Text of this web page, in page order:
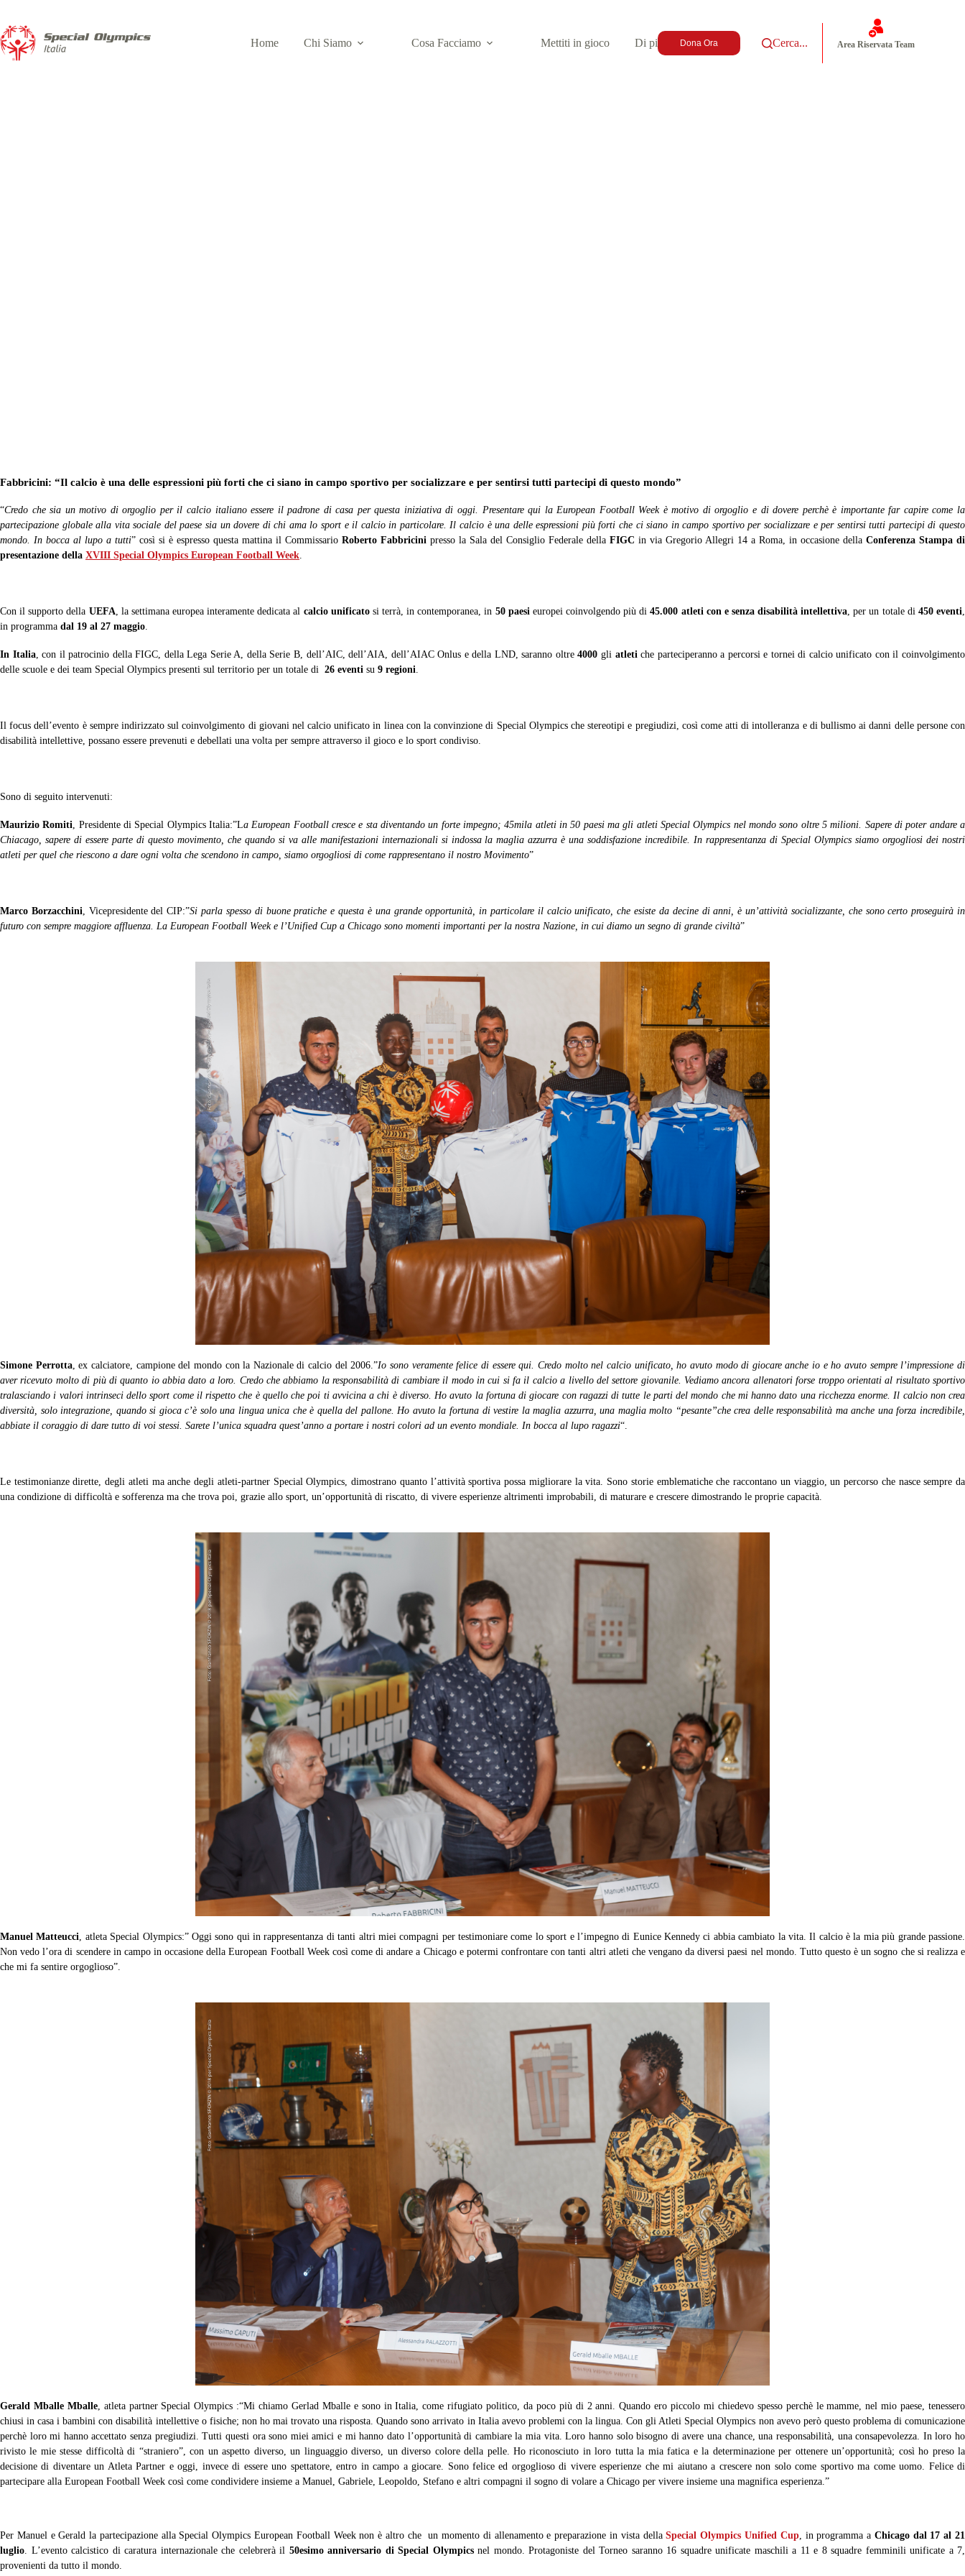
Home Chi Siamo Cosa Facciamo Mettiti in gioco Di più Dona Ora Cerca... Area Riservata Team
Fabbricini: “Il calcio è una delle espressioni più forti che ci siano in campo sportivo per socializzare e per sentirsi tutti partecipi di questo mondo”
“Credo che sia un motivo di orgoglio per il calcio italiano essere il padrone di casa per questa iniziativa di oggi. Presentare qui la European Football Week è motivo di orgoglio e di dovere perchè è importante far capire come la
partecipazione globale alla vita sociale del paese sia un dovere di chi ama lo sport e il calcio in particolare. Il calcio è una delle espressioni più forti che ci siano in campo sportivo per socializzare e per sentirsi tutti partecipi di questo
mondo. In bocca al lupo a tutti” così si è espresso questa mattina il Commissario Roberto Fabbricini presso la Sala del Consiglio Federale della FIGC in via Gregorio Allegri 14 a Roma, in occasione della Conferenza Stampa di
presentazione della XVIII Special Olympics European Football Week.
Con il supporto della UEFA, la settimana europea interamente dedicata al calcio unificatosi terrà, in contemporanea, in 50 paesieuropei coinvolgendo più di45.000 atleti con e senza disabilità intellettiva, per un totale di 450 eventi,
in programma dal 19 al 27 maggio.
In Italia, con il patrocinio della FIGC, della Lega Serie A, della Serie B, dell’AIC, dell’AIA, dell’AIAC Onlus e della LND, saranno oltre4000 gli atletiche parteciperanno a percorsi e tornei di calcio unificato con il coinvolgimento
delle scuole e dei team Special Olympics presenti sul territorio per un totale di 26 eventi su 9 regioni.
Il focus dell’evento è sempre indirizzato sul coinvolgimento di giovani nel calcio unificato in linea con la convinzione di Special Olympics che stereotipi e pregiudizi, così come atti di intolleranza e di bullismo ai danni delle persone con
disabilità intellettive, possano essere prevenuti e debellati una volta per sempre attraverso il gioco e lo sport condiviso.
Sono di seguito intervenuti:
Maurizio Romiti, Presidente di Special Olympics Italia:”La European Football cresce e sta diventando un forte impegno; 45mila atleti in 50 paesi ma gli atleti Special Olympics nel mondo sono oltre 5 milioni. Sapere di poter andare a
Chiacago, sapere di essere parte di questo movimento, che quando si va alle manifestazioni internazionali si indossa la maglia azzurra è una soddisfazione incredibile. In rappresentanza di Special Olympics siamo orgogliosi dei nostri
atleti per quel che riescono a dare ogni volta che scendono in campo, siamo orgogliosi di come rappresentano il nostro Movimento”
Marco Borzacchini, Vicepresidente del CIP:”Si parla spesso di buone pratiche e questa è una grande opportunità, in particolare il calcio unificato, che esiste da decine di anni, è un’attività socializzante, che sono certo proseguirà in
futuro con sempre maggiore affluenza. La European Football Week e l’Unified Cup a Chicago sono momenti importanti per la nostra Nazione, in cui diamo un segno di grande civiltà”
Simone Perrotta, ex calciatore, campione del mondo con la Nazionale di calcio del 2006.”Io sono veramente felice di essere qui. Credo molto nel calcio unificato, ho avuto modo di giocare anche io e ho avuto sempre l’impressione di
aver ricevuto molto di più di quanto io abbia dato a loro. Credo che abbiamo la responsabilità di cambiare il modo in cui si fa il calcio a livello del settore giovanile. Vediamo ancora allenatori forse troppo orientati al risultato sportivo
tralasciando i valori intrinseci dello sport come il rispetto che è quello che poi ti avvicina a chi è diverso. Ho avuto la fortuna di giocare con ragazzi di tutte le parti del mondo che mi hanno dato una ricchezza enorme. Il calcio non crea
diversità, solo integrazione, quando si gioca c’è solo una lingua unica che è quella del pallone. Ho avuto la fortuna di vestire la maglia azzurra, una maglia molto “pesante”che crea delle responsabilità ma anche una forza incredibile,
abbiate il coraggio di dare tutto di voi stessi. Sarete l’unica squadra quest’anno a portare i nostri colori ad un evento mondiale. In bocca al lupo ragazzi“.
Le testimonianze dirette, degli atleti ma anche degli atleti-partner Special Olympics, dimostrano quanto l’attività sportiva possa migliorare la vita. Sono storie emblematiche che raccontano un viaggio, un percorso che nasce sempre da
una condizione di difficoltà e sofferenza ma che trova poi, grazie allo sport, un’opportunità di riscatto, di vivere esperienze altrimenti improbabili, di maturare e crescere dimostrando le proprie capacità.
Manuel Matteucci , atleta Special Olympics:” Oggi sono qui in rappresentanza di tanti altri miei compagni per testimoniare come lo sport e l’impegno di Eunice Kennedy ci abbia cambiato la vita. Il calcio è la mia più grande passione.
Non vedo l’ora di scendere in campo in occasione della European Football Week così come di andare a Chicago e potermi confrontare con tanti altri atleti che vengano da diversi paesi nel mondo. Tutto questo è un sogno che si realizza e
che mi fa sentire orgoglioso”.
Gerald Mballe Mballe, atleta partner Special Olympics :“Mi chiamo Gerlad Mballe e sono in Italia, come rifugiato politico, da poco più di 2 anni. Quando ero piccolo mi chiedevo spesso perchè le mamme, nel mio paese, tenessero
chiusi in casa i bambini con disabilità intellettive o fisiche; non ho mai trovato una risposta. Quando sono arrivato in Italia avevo problemi con la lingua. Con gli Atleti Special Olympics non avevo però questo problema di comunicazione
perchè loro mi hanno accettato senza pregiudizi. Tutti questi ora sono miei amici e mi hanno dato l’opportunità di cambiare la mia vita. Loro hanno solo bisogno di avere una chance, una responsabilità, una consapevolezza. In loro ho
rivisto le mie stesse difficoltà di “straniero”, con un aspetto diverso, un linguaggio diverso, un diverso colore della pelle. Ho riconosciuto in loro tutta la mia fatica e la determinazione per ottenere un’opportunità; così ho preso la
decisione di diventare un Atleta Partner e oggi, invece di essere uno spettatore, entro in campo a giocare. Sono felice ed orgoglioso di vivere esperienze che mi aiutano a crescere non solo come sportivo ma come uomo. Felice di
partecipare alla European Football Week così come condividere insieme a Manuel, Gabriele, Leopoldo, Stefano e altri compagni il sogno di volare a Chicago per vivere insieme una magnifica esperienza.”
Per Manuel e Gerald la partecipazione alla Special Olympics European Football Week non è altro che un momento di allenamento e preparazione in vista dellaSpecial Olympics Unified Cup, in programma a Chicago dal 17 al 21
luglio . L’evento calcistico di caratura internazionale che celebrerà il 50esimo anniversario di Special Olympicsnel mondo. Protagoniste del Torneo saranno 16 squadre unificate maschili a 11 e 8 squadre femminili unificate a 7,
provenienti da tutto il mondo.